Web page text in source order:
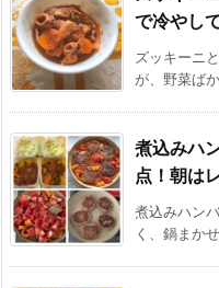
で冷やし
ズッキーニ
が、野菜ば
煮込みハ
点！朝は
煮込みハン
く、鍋まか